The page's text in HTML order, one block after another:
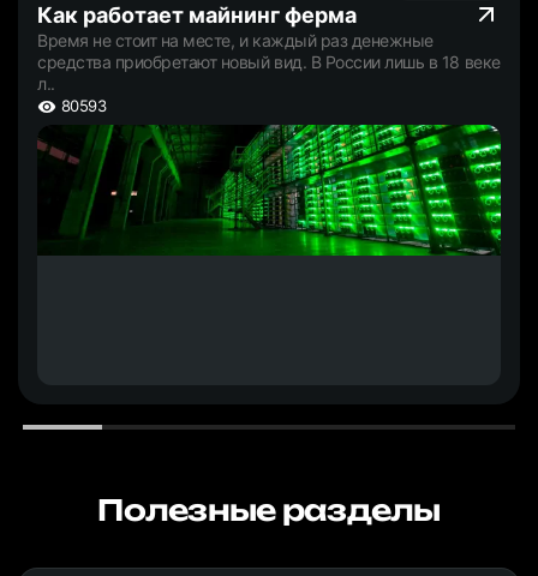
Как работает майнинг ферма
Время не стоит на месте, и каждый раз денежные
средства приобретают новый вид. В России лишь в 18 веке
л..
80593
Полезные разделы